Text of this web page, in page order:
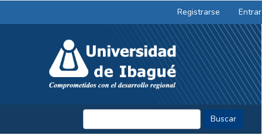
Registrarse Entrar
Buscar